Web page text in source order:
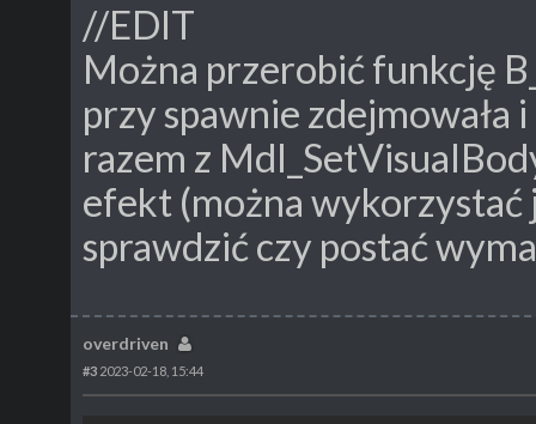
//EDIT
Można przerobić funkcję
przy spawnie zdejmowała
razem z
efekt (można wykorzystać
sprawdzić czy postać
overdriven
#3 2023-02-18, 15:44